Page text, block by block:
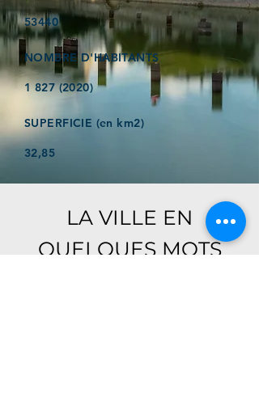
53440
NOMBRE D'HABITANTS
1 827 (2020)
SUPERFICIE (en km2)
32,85
LA VILLE EN
QUELQUES MOTS